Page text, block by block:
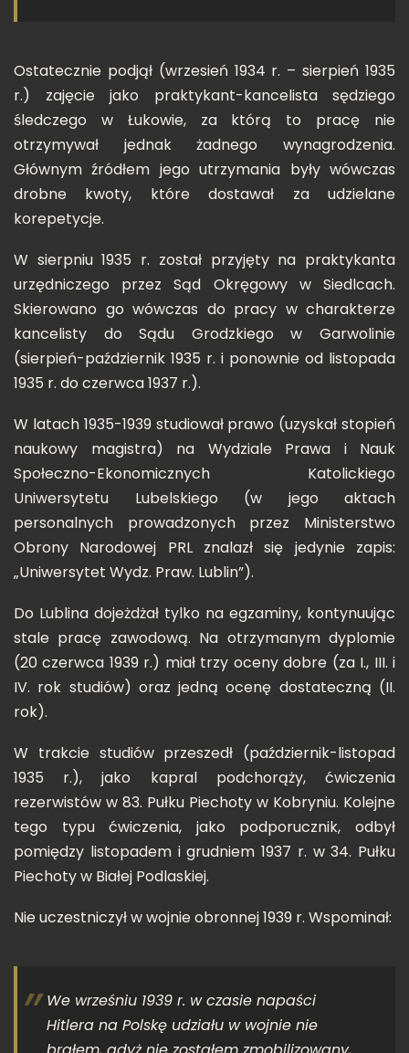
Ostatecznie podjął (wrzesień 1934 r. – sierpień 1935
r.) zajęcie jako praktykant-kancelista sędziego
śledczego w Łukowie, za którą to pracę nie
otrzymywał jednak żadnego wynagrodzenia.
Głównym źródłem jego utrzymania były wówczas
drobne kwoty, które dostawał za udzielane
korepetycje.
W sierpniu 1935 r. został przyjęty na praktykanta
urzędniczego przez Sąd Okręgowy w Siedlcach.
Skierowano go wówczas do pracy w charakterze
kancelisty do Sądu Grodzkiego w Garwolinie
(sierpień-październik 1935 r. i ponownie od listopada
1935 r. do czerwca 1937 r.).
W latach 1935-1939 studiował prawo (uzyskał stopień
naukowy magistra) na Wydziale Prawa i Nauk
Społeczno-Ekonomicznych Katolickiego
Uniwersytetu Lubelskiego (w jego aktach
personalnych prowadzonych przez Ministerstwo
Obrony Narodowej PRL znalazł się jedynie zapis:
„Uniwersytet Wydz. Praw. Lublin”).
Do Lublina dojeżdżał tylko na egzaminy, kontynuując
stale pracę zawodową. Na otrzymanym dyplomie
(20 czerwca 1939 r.) miał trzy oceny dobre (za I., III. i
IV. rok studiów) oraz jedną ocenę dostateczną (II.
rok).
W trakcie studiów przeszedł (październik-listopad
1935 r.), jako kapral podchorąży, ćwiczenia
rezerwistów w 83. Pułku Piechoty w Kobryniu. Kolejne
tego typu ćwiczenia, jako podporucznik, odbył
pomiędzy listopadem i grudniem 1937 r. w 34. Pułku
Piechoty w Białej Podlaskiej.
Nie uczestniczył w wojnie obronnej 1939 r. Wspominał:
We wrześniu 1939 r. w czasie napaści
Hitlera na Polskę udziału w wojnie nie